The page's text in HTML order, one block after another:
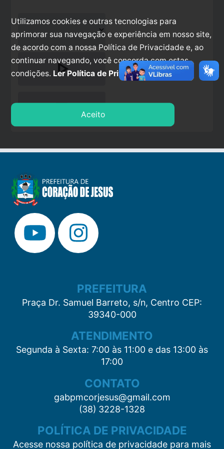
play_arrow
stop
PREFEITURA
Praça Dr. Samuel Barreto, s/n, Centro CEP:
39340-000
ATENDIMENTO
Segunda à Sexta: 7:00 às 11:00 e das 13:00 às
17:00
CONTATO
gabpmcorjesus@gmail.com
(38) 3228-1328
POLÍTICA DE PRIVACIDADE
Acesse nossa política de privacidade para mais
Utilizamos cookies e outras tecnologias para
aprimorar sua navegação e experiência em nosso site,
de acordo com a nossa Política de Privacidade e, ao
continuar navegando, você concorda com estas
condições. Ler Política de Privacidade.
Aceito